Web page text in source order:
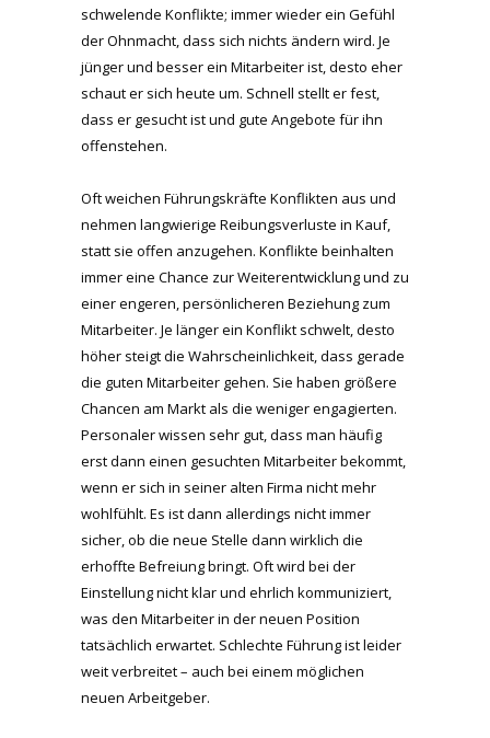
schwelende Konflikte; immer wieder ein Gefühl
der Ohnmacht, dass sich nichts ändern wird. Je
jünger und besser ein Mitarbeiter ist, desto eher
schaut er sich heute um. Schnell stellt er fest,
dass er gesucht ist und gute Angebote für ihn
offenstehen.
Oft weichen Führungskräfte Konflikten aus und
nehmen langwierige Reibungsverluste in Kauf,
statt sie offen anzugehen. Konflikte beinhalten
immer eine Chance zur Weiterentwicklung und zu
einer engeren, persönlicheren Beziehung zum
Mitarbeiter. Je länger ein Konflikt schwelt, desto
höher steigt die Wahrscheinlichkeit, dass gerade
die guten Mitarbeiter gehen. Sie haben größere
Chancen am Markt als die weniger engagierten.
Personaler wissen sehr gut, dass man häufig
erst dann einen gesuchten Mitarbeiter bekommt,
wenn er sich in seiner alten Firma nicht mehr
wohlfühlt. Es ist dann allerdings nicht immer
sicher, ob die neue Stelle dann wirklich die
erhoffte Befreiung bringt. Oft wird bei der
Einstellung nicht klar und ehrlich kommuniziert,
was den Mitarbeiter in der neuen Position
tatsächlich erwartet. Schlechte Führung ist leider
weit verbreitet – auch bei einem möglichen
neuen Arbeitgeber.